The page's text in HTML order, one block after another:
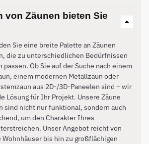
von Zäunen bieten Sie
Sie eine breite Palette an Zäunen
die zu unterschiedlichen Bedürfnissen
passen. Ob Sie auf der Suche nach einem
einem modernen Metallzaun oder
aus 2D-/3D-Paneelen sind – wir
Lösung für Ihr Projekt. Unsere Zäune
sind nicht nur funktional, sondern auch
um den Charakter Ihres
Unser Angebot reicht von
bis hin zu großflächigen